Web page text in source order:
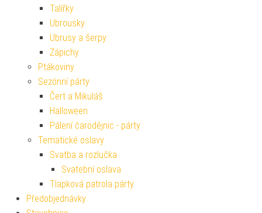
Talířky
Ubrousky
Ubrusy a šerpy
Zápichy
Ptákoviny
Sezónní párty
Čert a Mikuláš
Halloween
Pálení čarodějnic - párty
Tematické oslavy
Svatba a rozlučka
Svatební oslava
Tlapková patrola párty
Předobjednávky